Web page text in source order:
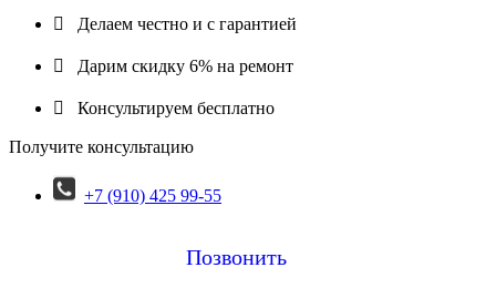
 Делаем честно и с гарантией
 Дарим скидку 6% на ремонт
 Консультируем бесплатно
Получите консультацию
+7 (910) 425 99-55
Позвонить